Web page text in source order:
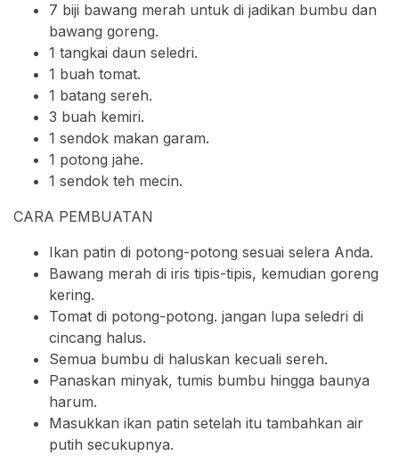
7 biji bawang merah untuk di jadikan bumbu dan
bawang goreng.
1 tangkai daun seledri.
1 buah tomat.
1 batang sereh.
3 buah kemiri.
1 sendok makan garam.
1 potong jahe.
1 sendok teh mecin.
CARA PEMBUATAN
Ikan patin di potong-potong sesuai selera Anda.
Bawang merah di iris tipis-tipis, kemudian goreng
kering.
Tomat di potong-potong. jangan lupa seledri di
cincang halus.
Semua bumbu di haluskan kecuali sereh.
Panaskan minyak, tumis bumbu hingga baunya
harum.
Masukkan ikan patin setelah itu tambahkan air
putih secukupnya.